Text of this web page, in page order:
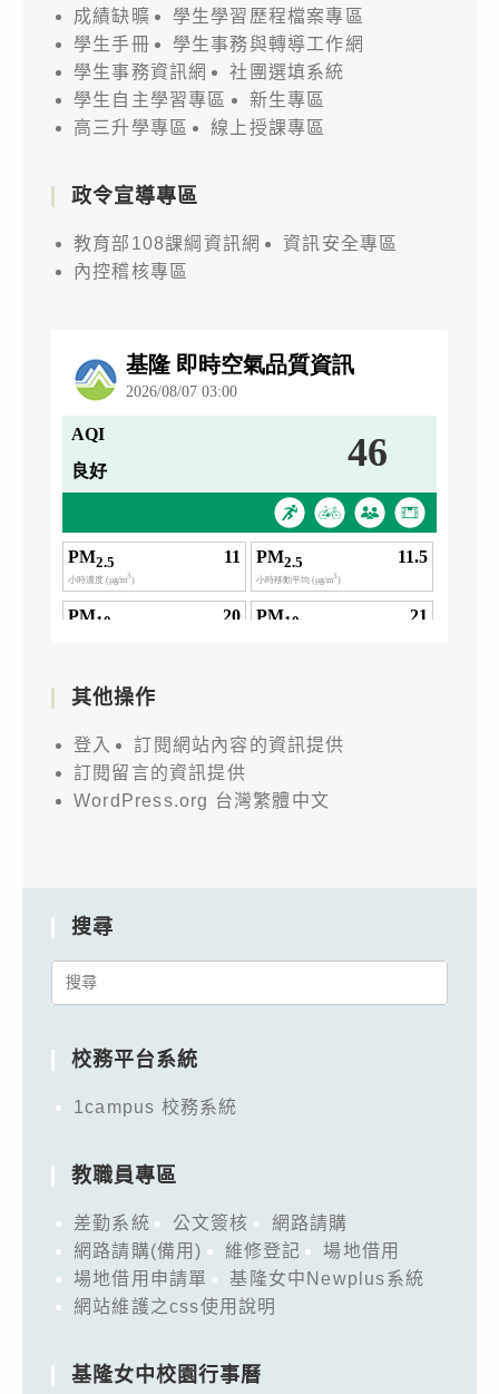
成績缺曠
學生學習歷程檔案專區
學生手冊
學生事務與轉導工作網
學生事務資訊網
社團選填系統
學生自主學習專區
新生專區
高三升學專區
線上授課專區
政令宣導專區
教育部108課綱資訊網
資訊安全專區
內控稽核專區
其他操作
登入
訂閱網站內容的資訊提供
訂閱留言的資訊提供
WordPress.org 台灣繁體中文
搜尋
Search
校務平台系統
1campus 校務系統
教職員專區
差勤系統 公文簽核
網路請購
網路請購(備用)
維修登記
場地借用
場地借用申請單
基隆女中Newplus系統
網站維護之css使用說明
基隆女中校園行事曆